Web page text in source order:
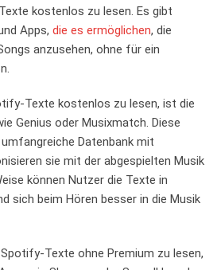
kostenlos ‌zu lesen. Es ⁤gibt
Apps, die es ermöglichen, ​die
anzusehen,​ ohne für ein⁤
Texte‍ kostenlos zu lesen, ist die
Genius oder Musixmatch.⁣ Diese
Datenbank ⁢mit
sie mit der abgespielten Musik
⁣können Nutzer⁢ die Texte in
sich beim Hören besser in die⁤ Musik
Texte ohne Premium zu lesen,